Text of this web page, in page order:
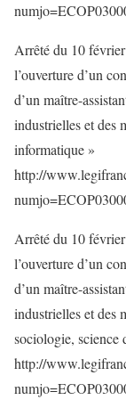
Arrêté du 10
l’ouverture d’un
d’un maître-
industrielles et des
informatique »
http://
Arrêté du 10
l’ouverture d’un
d’un maître-
industrielles et des
sociologie, science
http://